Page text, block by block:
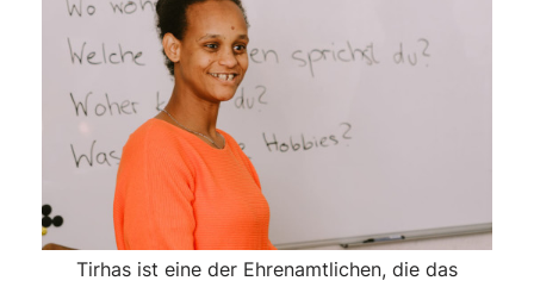
Tirhas ist eine der Ehrenamtlichen, die das